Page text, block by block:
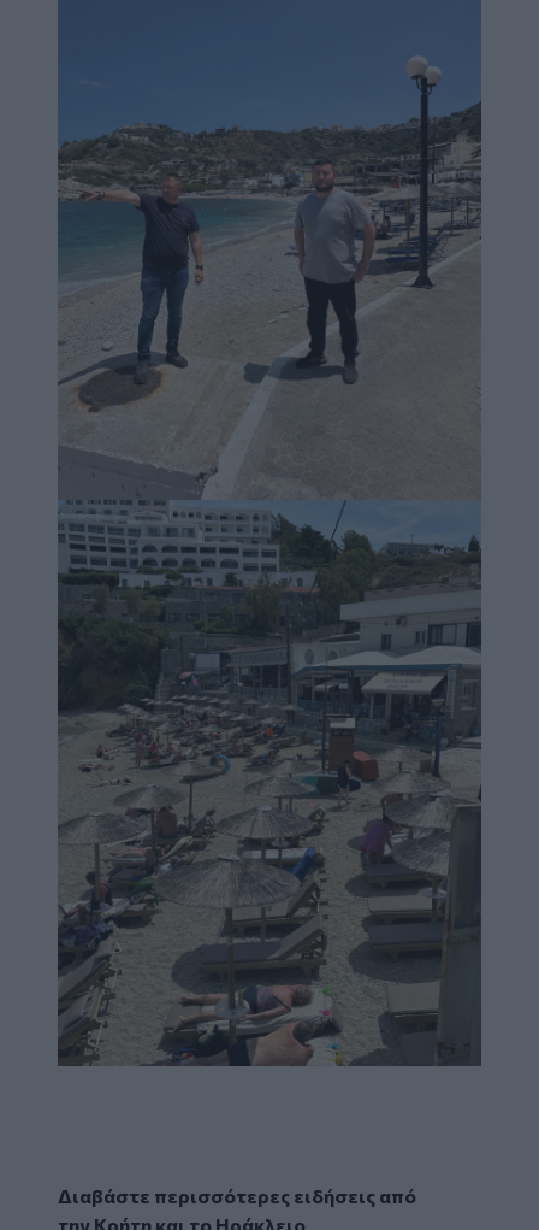
Διαβάστε περισσότερες ειδήσεις από
την Κρήτη και το Ηράκλειο